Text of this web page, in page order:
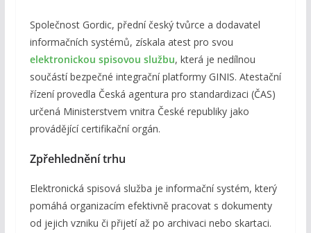
Společnost Gordic, přední český tvůrce a dodavatel
informačních systémů, získala atest pro svou
elektronickou spisovou službu, která je nedílnou
součástí bezpečné integrační platformy GINIS. Atestační
řízení provedla Česká agentura pro standardizaci (ČAS)
určená Ministerstvem vnitra České republiky jako
provádějící certifikační orgán.
Zpřehlednění trhu
Elektronická spisová služba je informační systém, který
pomáhá organizacím efektivně pracovat s dokumenty
od jejich vzniku či přijetí až po archivaci nebo skartaci.